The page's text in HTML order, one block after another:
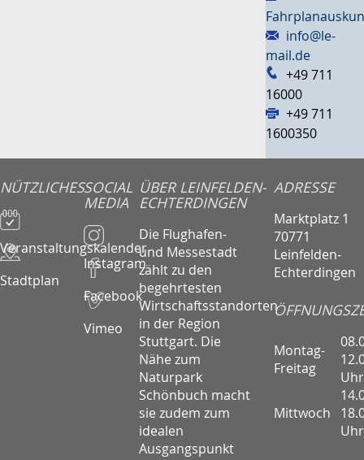
info@le-
mail.de
+49 711
16000
+49 711
1600350
NÜTZLICHES
Veranstaltungskalender
Stadtplan
SOCIAL
MEDIA
Instagram
Facebook
Vimeo
ÜBER LEINFELDEN-
ECHTERDINGEN
Die Flughafen-
und Messestadt
zählt zu den
begehrtesten
Wirtschaftsstandorten
in der Region
Stuttgart. Die
Nähe zum
Naturpark
Schönbuch macht
sie zudem zum
idealen
Ausgangspunkt
ADRESSE
Marktplatz 1
70771
Leinfelden-
Echterdingen
Montag-
Freitag
Uhr
Mittwoch
Uhr